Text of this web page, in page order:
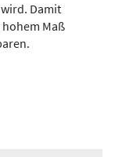
Damit
Maß